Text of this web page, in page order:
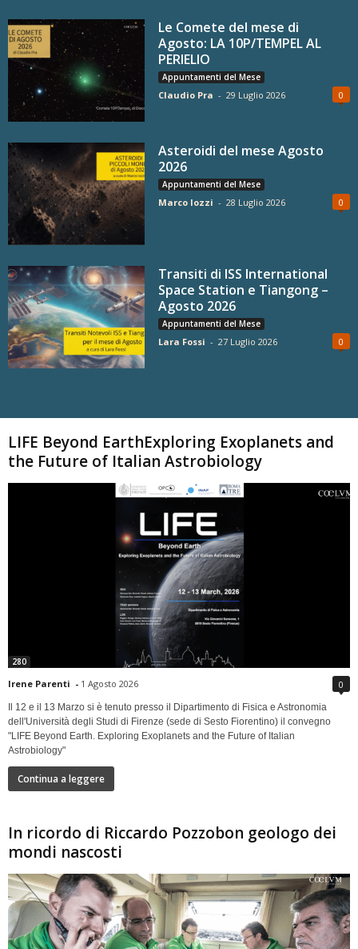
Le Comete del mese di
Agosto: LA 10P/TEMPEL AL
PERIELIO
Appuntamenti del Mese
Claudio Pra - 29 Luglio 2026 0
Asteroidi del mese Agosto
2026
Appuntamenti del Mese
Marco Iozzi - 28 Luglio 2026 0
Transiti di ISS International
Space Station e Tiangong –
Agosto 2026
Appuntamenti del Mese
Lara Fossi - 27 Luglio 2026 0
LIFE Beyond EarthExploring Exoplanets and
the Future of Italian Astrobiology
280
Irene Parenti - 1 Agosto 2026 0
Il 12 e il 13 Marzo si è tenuto presso il Dipartimento di Fisica e Astronomia
dell'Università degli Studi di Firenze (sede di Sesto Fiorentino) il convegno
"LIFE Beyond Earth. Exploring Exoplanets and the Future of Italian
Astrobiology"
Continua a leggere
In ricordo di Riccardo Pozzobon geologo dei
mondi nascosti